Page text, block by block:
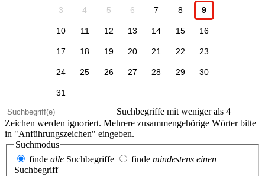
3 4 5 6 7 8 9
10 11 12 13 14 15 16
17 18 19 20 21 22 23
24 25 26 27 28 29 30
31
Suchbegriffe mit weniger als 4
Zeichen werden ignoriert. Mehrere zusammengehörige Wörter bitte
in "Anführungszeichen" eingeben.
Suchmodus
finde alle Suchbegriffe finde mindestens einen
Suchbegriff